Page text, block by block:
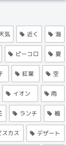
気 近く 海
ピーコロ 夏
紅葉 空
イオン 雨
ランチ 梅
スカス デザート